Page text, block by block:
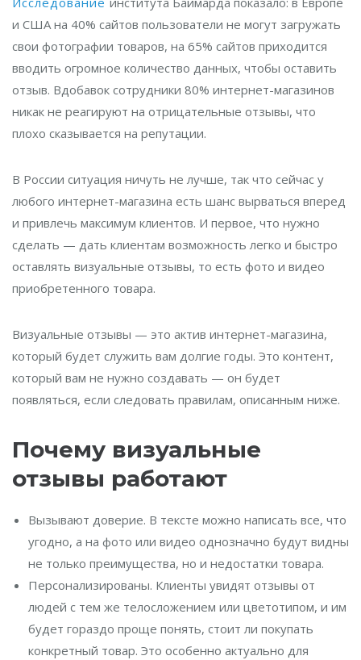
и США на 40% сайтов пользователи не могут загружать
свои фотографии товаров, на 65% сайтов приходится
вводить огромное количество данных, чтобы оставить
отзыв. Вдобавок сотрудники 80% интернет-магазинов
никак не реагируют на отрицательные отзывы, что
плохо сказывается на репутации.
В России ситуация ничуть не лучше, так что сейчас у
любого интернет-магазина есть шанс вырваться вперед
и привлечь максимум клиентов. И первое, что нужно
сделать — дать клиентам возможность легко и быстро
оставлять визуальные отзывы, то есть фото и видео
приобретенного товара.
Визуальные отзывы — это актив интернет-магазина,
который будет служить вам долгие годы. Это контент,
который вам не нужно создавать — он будет
появляться, если следовать правилам, описанным ниже.
Почему визуальные
отзывы работают
Вызывают доверие. В тексте можно написать все, что
угодно, а на фото или видео однозначно будут видны
не только преимущества, но и недостатки товара.
Персонализированы. Клиенты увидят отзывы от
людей с тем же телосложением или цветотипом, и им
будет гораздо проще понять, стоит ли покупать
конкретный товар. Это особенно актуально для